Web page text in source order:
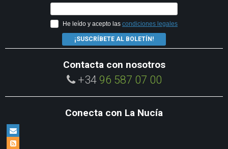
He leído y acepto las condiciones legales
¡SUSCRÍBETE AL BOLETÍN!
Contacta con nosotros
+34 96 587 07 00
Conecta con La Nucía